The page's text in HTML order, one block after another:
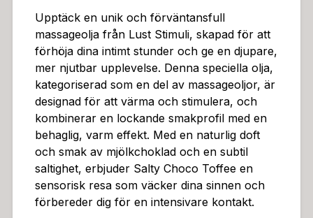
Denna kombination av tekniker bidrar till en smidig oc
h behaglig massageupplevelse.Denna massageolja är
perfekt för att utforska din egen sensualitet och för at
t skapa en intim miljö med din partner. Den kan använ
das på olika delar av kroppen, men är särskilt effektiv
för att stimulera känslighet i intima områden.Genom at
t använda Salty Choco Toffee Massageolja kan du för
bereda dig för en djupare och mer njutbar upplevels
e, och upptäcka nya nivåer av förnimmelser.Rengörin
g: För att säkerställa optimal prestanda och hudhälsa,
rekommenderas det att oljan avlägsnas noggrant efter
användning med en mild tvål och vatten.Se till att tork
Upptäck en unik och förväntansfull
massageolja från Lust Stimuli, skapad för att
förhöja dina intimt stunder och ge en djupare,
mer njutbar upplevelse. Denna speciella olja,
kategoriserad som en del av massageoljor, är
designad för att värma och stimulera, och
kombinerar en lockande smakprofil med en
behaglig, varm effekt. Med en naturlig doft
och smak av mjölkchoklad och en subtil
saltighet, erbjuder Salty Choco Toffee en
sensorisk resa som väcker dina sinnen och
förbereder dig för en intensivare kontakt.